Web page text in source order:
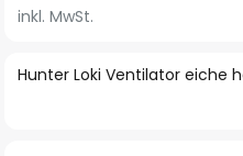
der
springen
Hunter Loki Ventilator eiche
inkl. MwSt.